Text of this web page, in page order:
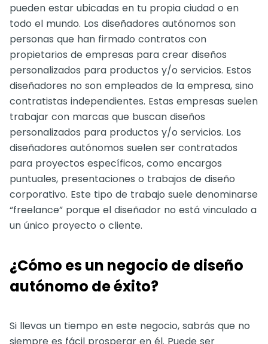
pueden estar ubicadas en tu propia ciudad o en
todo el mundo. Los diseñadores autónomos son
personas que han firmado contratos con
propietarios de empresas para crear diseños
personalizados para productos y/o servicios. Estos
diseñadores no son empleados de la empresa, sino
contratistas independientes. Estas empresas suelen
trabajar con marcas que buscan diseños
personalizados para productos y/o servicios. Los
diseñadores autónomos suelen ser contratados
para proyectos específicos, como encargos
puntuales, presentaciones o trabajos de diseño
corporativo. Este tipo de trabajo suele denominarse
“freelance” porque el diseñador no está vinculado a
un único proyecto o cliente.
¿Cómo es un negocio de diseño
autónomo de éxito?
Si llevas un tiempo en este negocio, sabrás que no
siempre es fácil prosperar en él. Puede ser